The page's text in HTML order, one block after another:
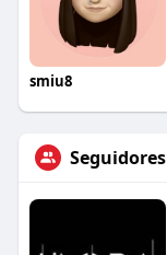
smiu8
Seguidores